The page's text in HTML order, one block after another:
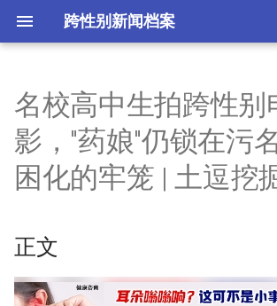
跨性别新闻档案
t
i
正文
来源
无罪的跨性别，不友好的世界
跨性别在中国：压抑的环境，
名校高中生拍跨性别
影，"药娘"仍锁在污
困化的牢笼 | 土逗挖
正文